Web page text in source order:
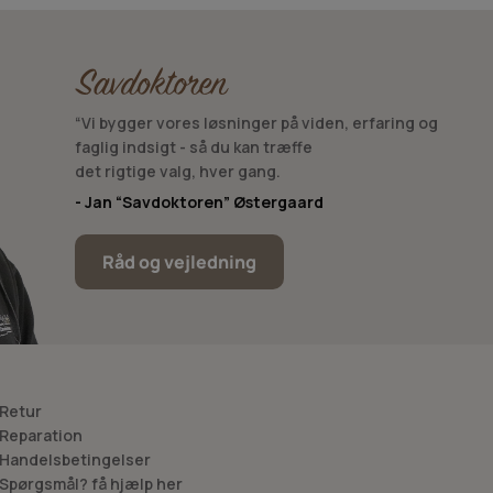
Den struktur gør det lettere at finde dele til både
maskintype.
“Vi bygger vores løsninger på viden, erfaring og
faglig indsigt - så du kan træffe
det rigtige valg, hver gang.
- Jan “Savdoktoren” Østergaard
Råd og vejledning
få hjælp her